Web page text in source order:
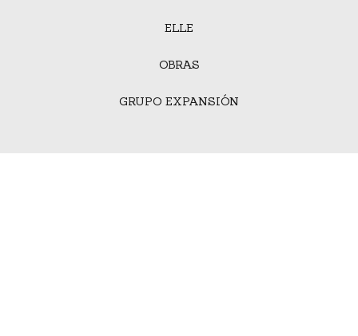
ELLE
OBRAS
GRUPO EXPANSIÓN